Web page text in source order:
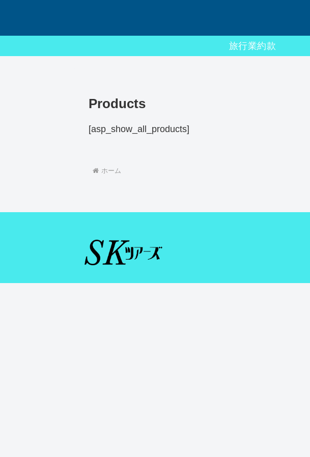
旅行業約款
Products
[asp_show_all_products]
ホーム